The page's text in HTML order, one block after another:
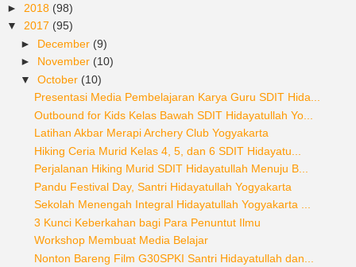
► 2018 (98)
▼ 2017 (95)
► December (9)
► November (10)
▼ October (10)
Presentasi Media Pembelajaran Karya Guru SDIT Hida...
Outbound for Kids Kelas Bawah SDIT Hidayatullah Yo...
Latihan Akbar Merapi Archery Club Yogyakarta
Hiking Ceria Murid Kelas 4, 5, dan 6 SDIT Hidayatu...
Perjalanan Hiking Murid SDIT Hidayatullah Menuju B...
Pandu Festival Day, Santri Hidayatullah Yogyakarta
Sekolah Menengah Integral Hidayatullah Yogyakarta ...
3 Kunci Keberkahan bagi Para Penuntut Ilmu
Workshop Membuat Media Belajar
Nonton Bareng Film G30SPKI Santri Hidayatullah dan...